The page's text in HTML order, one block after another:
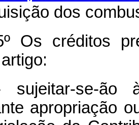
dos
Os créditos
se-ão
apropriação